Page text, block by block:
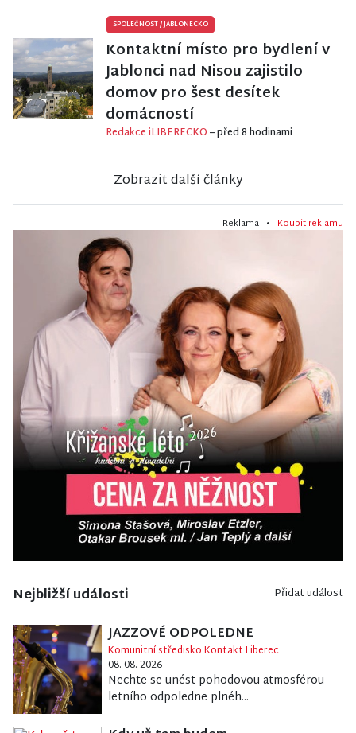
SPOLEČNOST/JABLONECKO
Kontaktní místo pro bydlení v
Jablonci nad Nisou zajistilo
domov pro šest desítek
domácností
Redakce iLIBERECKO– před 8 hodinami
Zobrazit další články
Reklama • Koupit reklamu
Nejbližší události Přidat událost
JAZZOVÉ ODPOLEDNE
Komunitní středisko Kontakt Liberec
08. 08. 2026
Nechte se unést pohodovou atmosférou
letního odpoledne plnéh...